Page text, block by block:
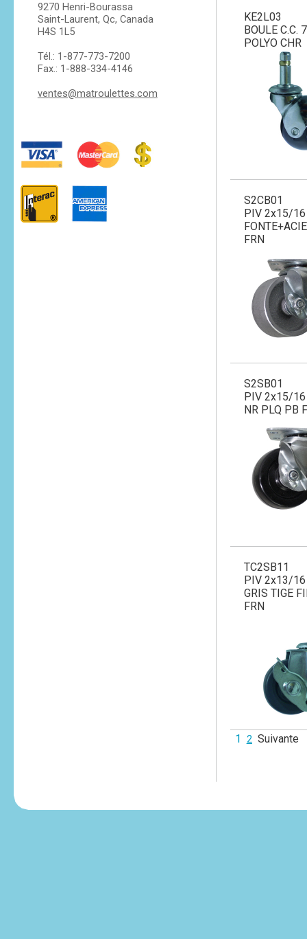
9270 Henri-Bourassa
Saint-Laurent, Qc, Canada
H4S 1L5
Tél.: 1-877-773-7200
Fax.: 1-888-334-4146
ventes@matroulettes.com
KE2L03
BOULE C.C.
POLYO CHR
S2CB01
PIV 2x15/16
FRN
S2SB01
PIV 2x15/16
NR PLQ PB
TC2SB11
PIV 2x13/16
GRIS TIGE
FRN
1 2 Suivante